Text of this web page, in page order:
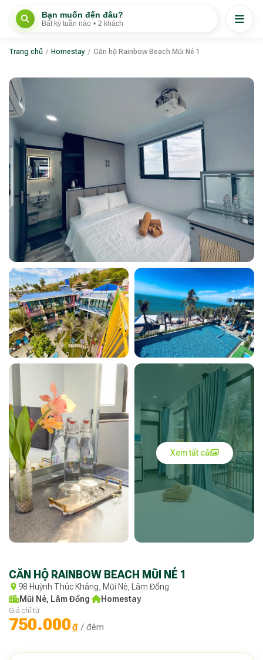
Bạn muốn đến đâu?
Bất kỳ tuần nào • 2 khách
Trang chủ / Homestay / Căn hộ Rainbow Beach Mũi Né 1
Xem tất cả
CĂN HỘ RAINBOW BEACH MŨI NÉ 1
98 Huỳnh Thúc Kháng, Mũi Né, Lâm Đồng
Mũi Né, Lâm Đồng· Homestay
Giá chỉ từ
750.000₫ / đêm